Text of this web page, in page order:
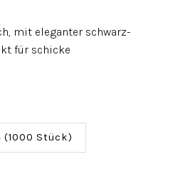
mit eleganter schwarz-
für schicke
(1000 Stück)